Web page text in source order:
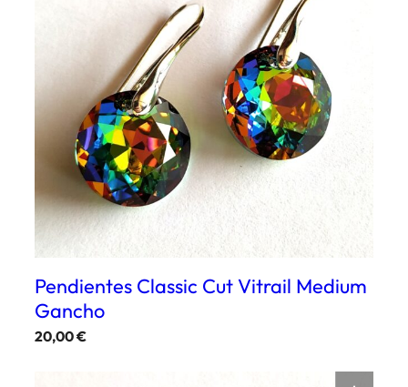
Pendientes Classic Cut Vitrail Medium
Gancho
20,00€